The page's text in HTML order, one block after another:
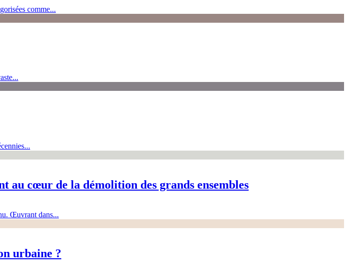
comme...
cœur de la démolition des grands ensembles
Œuvrant dans...
urbaine ?